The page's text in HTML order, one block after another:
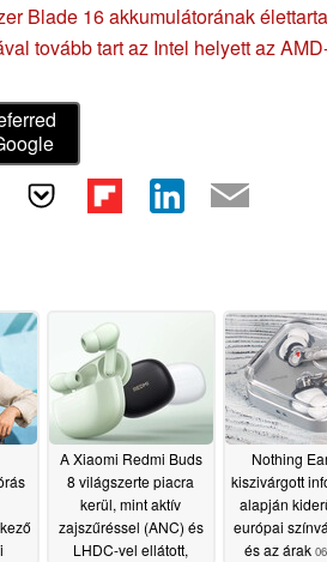
Blade 16 akkumulátorának
tovább tart az Intel helyett az
A Xiaomi Redmi Buds
8 világszerte piacra
kerül, mint aktív
zajszűréssel (ANC) és
LHDC-vel ellátott,
Nothing
kiszivárgott
alapján
európai
és az árak